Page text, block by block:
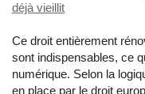
déjà vieillit
Ce droit entièrement
sont indispensables, ce
numérique. Selon la
en place par le droit